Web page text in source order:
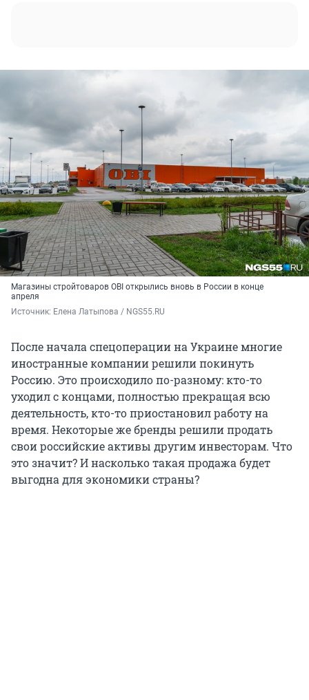
Магазины стройтоваров OBI открылись вновь в России в конце
апреля
Источник: Елена Латыпова / NGS55.RU
После начала спецоперации на Украине многие
иностранные компании решили покинуть
Россию. Это происходило по-разному: кто-то
уходил с концами, полностью прекращая всю
деятельность, кто-то приостановил работу на
время. Некоторые же бренды решили продать
свои российские активы другим инвесторам. Что
это значит? И насколько такая продажа будет
выгодна для экономики страны?